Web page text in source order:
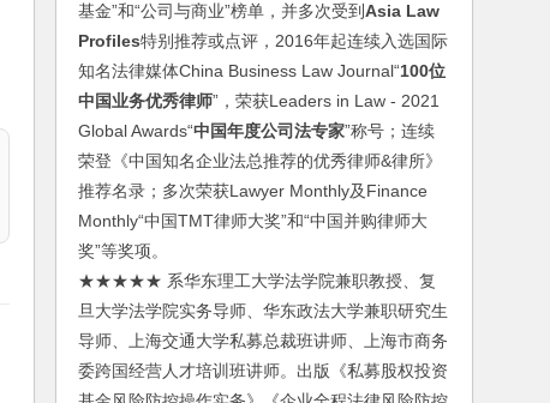
基金”和“公司与商业”榜单，并多次受到Asia Law
Profiles特别推荐或点评，2016年起连续入选国际
知名法律媒体China Business Law Journal“100位
中国业务优秀律师”，荣获Leaders in Law - 2021
Global Awards“中国年度公司法专家”称号；连续
荣登《中国知名企业法总推荐的优秀律师&律所》
推荐名录；多次荣获Lawyer Monthly及Finance
Monthly“中国TMT律师大奖”和“中国并购律师大
奖”等奖项。
★★★★★ 系华东理工大学法学院兼职教授、复
旦大学法学院实务导师、华东政法大学兼职研究生
导师、上海交通大学私募总裁班讲师、上海市商务
委跨国经营人才培训班讲师。出版《私募股权投资